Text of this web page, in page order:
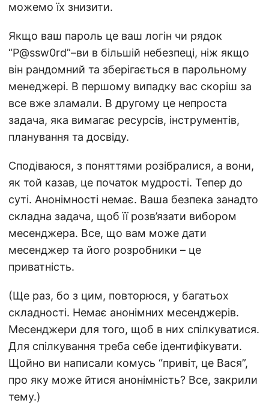
можемо їх знизити.
Якщо ваш пароль це ваш логін чи рядок
“P@ssw0rd”–ви в більшій небезпеці, ніж якщо
він рандомний та зберігається в парольному
менеджері. В першому випадку вас скоріш за
все вже зламали. В другому це непроста
задача, яка вимагає ресурсів, інструментів,
планування та досвіду.
Сподіваюся, з поняттями розібралися, а вони,
як той казав, це початок мудрості. Тепер до
суті. Анонімності немає. Ваша безпека занадто
складна задача, щоб її розв’язати вибором
месенджера. Все, що вам може дати
месенджер та його розробники – це
приватність.
(Ще раз, бо з цим, повторюся, у багатьох
складності. Немає анонімних месенджерів.
Месенджери для того, щоб в них спілкуватися.
Для спілкування треба себе ідентифікувати.
Щойно ви написали комусь “привіт, це Вася”,
про яку може йтися анонімність? Все, закрили
тему.)